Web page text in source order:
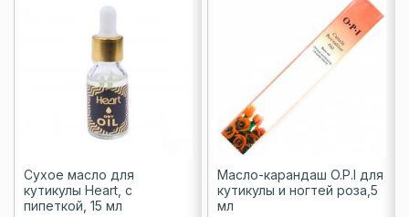
Сухое масло для
кутикулы Heart, с
пипеткой, 15 мл
Масло-карандаш O.P.I для
кутикулы и ногтей роза,5
мл